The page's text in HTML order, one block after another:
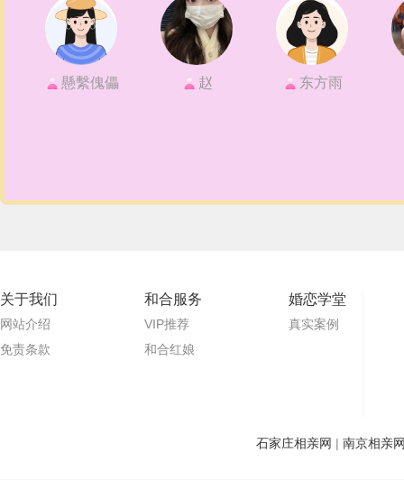
懸繫傀儡 赵 东方雨
关于我们
网站介绍
免责条款
和合服务
VIP推荐
和合红娘
婚恋学堂
真实案例
石家庄相亲网 | 南京相亲